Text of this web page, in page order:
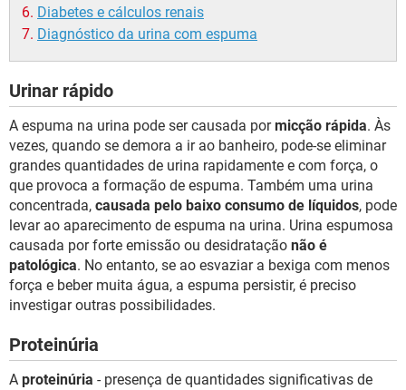
Diabetes e cálculos renais
Diagnóstico da urina com espuma
Urinar rápido
A espuma na urina pode ser causada pormicção rápida. Às
vezes, quando se demora a ir ao banheiro, pode-se eliminar
grandes quantidades de urina rapidamente e com força, o
que provoca a formação de espuma. Também uma urina
concentrada, causada pelo baixo consumo de líquidos, pode
levar ao aparecimento de espuma na urina. Urina espumosa
causada por forte emissão ou desidratação não é
patológica. No entanto, se ao esvaziar a bexiga com menos
força e beber muita água, a espuma persistir, é preciso
investigar outras possibilidades.
Proteinúria
A proteinúria - presença de quantidades significativas de